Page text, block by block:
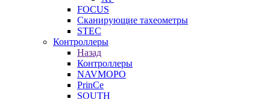
FOCUS
Сканирующие тахеометры
STEC
Контроллеры
Назад
Контроллеры
NAVMOPO
PrinCe
SOUTH